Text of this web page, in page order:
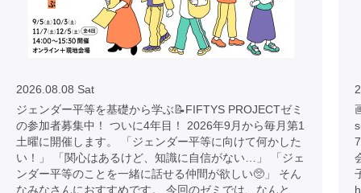
2026.08.08 Sat
ジェンダー平等を基礎から学ぶ📝FIFTYS PROJECTゼミ
の参加者募集中！ ついに4年目！ 2026年9月から毎月第1
土曜に開催します。 「ジェンダー平等に向けて何かした
い！」 「関心はあるけど、知識に自信がない…」 「ジェ
ンダー平等のことを一緒に話せる仲間が欲しい🥺」 そん
なみなさんにおすすめです。 今回のゼミでは、なんと